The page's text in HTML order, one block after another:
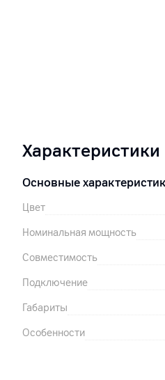
Характеристики
Основные
Цвет
Номинальная мощность
Совместимость
Подключение
Габариты
Особенности